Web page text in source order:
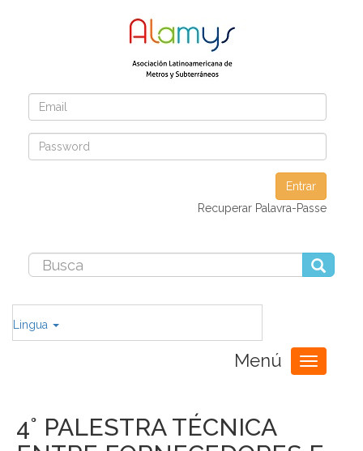
Entrar
Recuperar Palavra-Passe
Lingua
Menú
Toggle
navigation
4° PALESTRA TÉCNICA